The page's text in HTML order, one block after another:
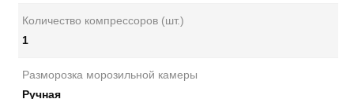
Количество компрессоров (шт.)
1
Разморозка морозильной камеры
Ручная